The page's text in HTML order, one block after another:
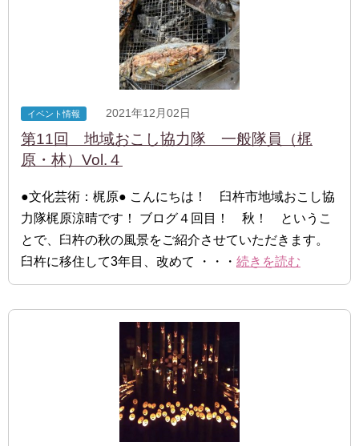
イベント情報 2021年12月02日
第11回 地域おこし協力隊 一般隊員（梶
原・林）Vol.４
●文化芸術：梶原● こんにちは！ 臼杵市地域おこし協
力隊梶原涼晴です！ ブログ４回目！ 秋！ というこ
とで、臼杵の秋の風景をご紹介させていただきます。
臼杵に移住して3年目、改めて ・・・ 続きを読む